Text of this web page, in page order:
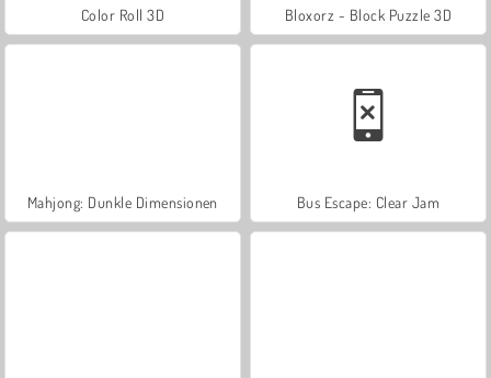
Color Roll 3D Bloxorz - Block Puzzle 3D
Mahjong: Dunkle Dimensionen Bus Escape: Clear Jam